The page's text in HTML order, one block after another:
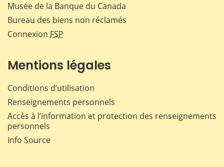
Musée de la Banque du Canada
Bureau des biens non réclamés
Connexion FSP
Mentions légales
Conditions d’utilisation
Renseignements personnels
Accès à l’information et protection des renseignements
personnels
Info Source